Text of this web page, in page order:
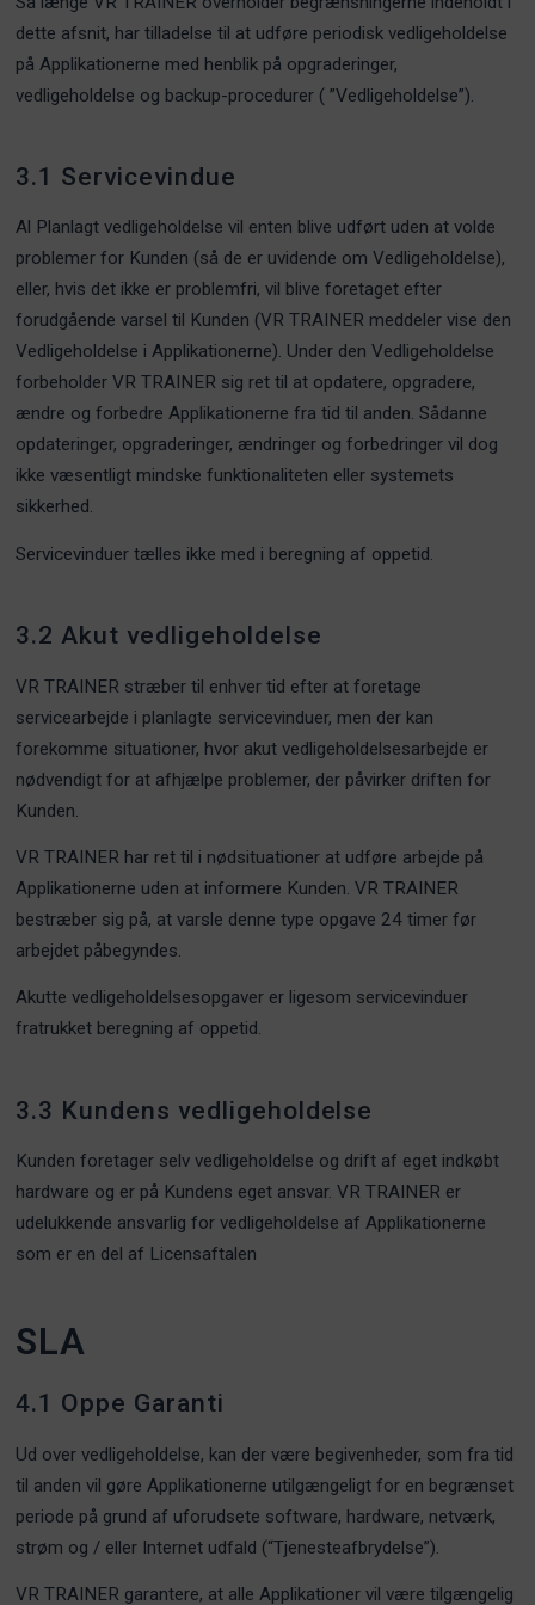
dette afsnit, har tilladelse til at udføre periodisk vedligeholdelse
på Applikationerne med henblik på opgraderinger,
vedligeholdelse og backup-procedurer ( ”Vedligeholdelse”).
3.1 Servicevindue
Al Planlagt vedligeholdelse vil enten blive udført uden at volde
problemer for Kunden (så de er uvidende om Vedligeholdelse),
eller, hvis det ikke er problemfri, vil blive foretaget efter
forudgående varsel til Kunden (VR TRAINER meddeler vise den
Vedligeholdelse i Applikationerne). Under den Vedligeholdelse
forbeholder VR TRAINER sig ret til at opdatere, opgradere,
ændre og forbedre Applikationerne fra tid til anden. Sådanne
opdateringer, opgraderinger, ændringer og forbedringer vil dog
ikke væsentligt mindske funktionaliteten eller systemets
sikkerhed.
Servicevinduer tælles ikke med i beregning af oppetid.
3.2 Akut vedligeholdelse
VR TRAINER stræber til enhver tid efter at foretage
servicearbejde i planlagte servicevinduer, men der kan
forekomme situationer, hvor akut vedligeholdelsesarbejde er
nødvendigt for at afhjælpe problemer, der påvirker driften for
Kunden.
VR TRAINER har ret til i nødsituationer at udføre arbejde på
Applikationerne uden at informere Kunden. VR TRAINER
bestræber sig på, at varsle denne type opgave 24 timer før
arbejdet påbegyndes.
Akutte vedligeholdelsesopgaver er ligesom servicevinduer
fratrukket beregning af oppetid.
3.3 Kundens vedligeholdelse
Kunden foretager selv vedligeholdelse og drift af eget indkøbt
hardware og er på Kundens eget ansvar. VR TRAINER er
udelukkende ansvarlig for vedligeholdelse af Applikationerne
som er en del af Licensaftalen
SLA
4.1 Oppe Garanti
Ud over vedligeholdelse, kan der være begivenheder, som fra tid
til anden vil gøre Applikationerne utilgængeligt for en begrænset
periode på grund af uforudsete software, hardware, netværk,
strøm og / eller Internet udfald (“Tjenesteafbrydelse”).
VR TRAINER garantere, at alle Applikationer vil være tilgængelig